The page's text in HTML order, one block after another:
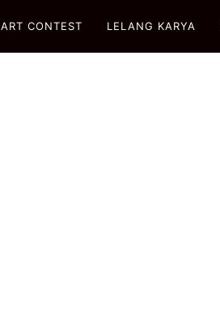
ART CONTEST LELANG KARYA